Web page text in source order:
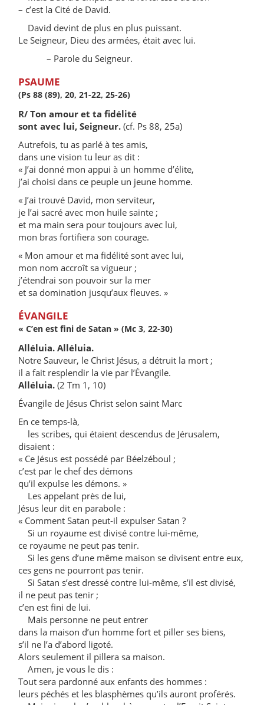
– c’est la Cité de David.
David devint de plus en plus puissant.
Le Seigneur, Dieu des armées, était avec lui.
– Parole du Seigneur.
PSAUME
(Ps 88 (89), 20, 21-22, 25-26)
R/ Ton amour et ta fidélité
sont avec lui, Seigneur. (cf. Ps 88, 25a)
Autrefois, tu as parlé à tes amis,
dans une vision tu leur as dit :
« J’ai donné mon appui à un homme d’élite,
j’ai choisi dans ce peuple un jeune homme.
« J’ai trouvé David, mon serviteur,
je l’ai sacré avec mon huile sainte ;
et ma main sera pour toujours avec lui,
mon bras fortifiera son courage.
« Mon amour et ma fidélité sont avec lui,
mon nom accroît sa vigueur ;
j’étendrai son pouvoir sur la mer
et sa domination jusqu’aux fleuves. »
ÉVANGILE
« C’en est fini de Satan » (Mc 3, 22-30)
Alléluia. Alléluia.
Notre Sauveur, le Christ Jésus, a détruit la mort ;
il a fait resplendir la vie par l’Évangile.
Alléluia. (2 Tm 1, 10)
Évangile de Jésus Christ selon saint Marc
En ce temps-là,
les scribes, qui étaient descendus de Jérusalem,
disaient :
« Ce Jésus est possédé par Béelzéboul ;
c’est par le chef des démons
qu’il expulse les démons. »
Les appelant près de lui,
Jésus leur dit en parabole :
« Comment Satan peut-il expulser Satan ?
Si un royaume est divisé contre lui-même,
ce royaume ne peut pas tenir.
Si les gens d’une même maison se divisent entre eux,
ces gens ne pourront pas tenir.
Si Satan s’est dressé contre lui-même, s’il est divisé,
il ne peut pas tenir ;
c’en est fini de lui.
Mais personne ne peut entrer
dans la maison d’un homme fort et piller ses biens,
s’il ne l’a d’abord ligoté.
Alors seulement il pillera sa maison.
Amen, je vous le dis :
Tout sera pardonné aux enfants des hommes :
leurs péchés et les blasphèmes qu’ils auront proférés.